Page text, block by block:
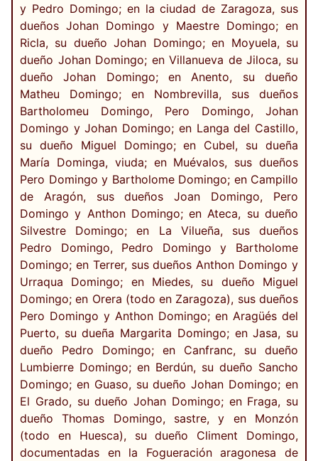
y Pedro Domingo; en la ciudad de Zaragoza, sus
dueños Johan Domingo y Maestre Domingo; en
Ricla, su dueño Johan Domingo; en Moyuela, su
dueño Johan Domingo; en Villanueva de Jiloca, su
dueño Johan Domingo; en Anento, su dueño
Matheu Domingo; en Nombrevilla, sus dueños
Bartholomeu Domingo, Pero Domingo, Johan
Domingo y Johan Domingo; en Langa del Castillo,
su dueño Miguel Domingo; en Cubel, su dueña
María Dominga, viuda; en Muévalos, sus dueños
Pero Domingo y Bartholome Domingo; en Campillo
de Aragón, sus dueños Joan Domingo, Pero
Domingo y Anthon Domingo; en Ateca, su dueño
Silvestre Domingo; en La Vilueña, sus dueños
Pedro Domingo, Pedro Domingo y Bartholome
Domingo; en Terrer, sus dueños Anthon Domingo y
Urraqua Domingo; en Miedes, su dueño Miguel
Domingo; en Orera (todo en Zaragoza), sus dueños
Pero Domingo y Anthon Domingo; en Aragüés del
Puerto, su dueña Margarita Domingo; en Jasa, su
dueño Pedro Domingo; en Canfranc, su dueño
Lumbierre Domingo; en Berdún, su dueño Sancho
Domingo; en Guaso, su dueño Johan Domingo; en
El Grado, su dueño Johan Domingo; en Fraga, su
dueño Thomas Domingo, sastre, y en Monzón
(todo en Huesca), su dueño Climent Domingo,
documentadas en la Fogueración aragonesa de